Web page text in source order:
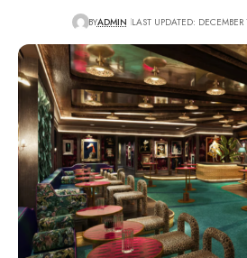
BYADMIN LAST UPDATED: DECEMBER